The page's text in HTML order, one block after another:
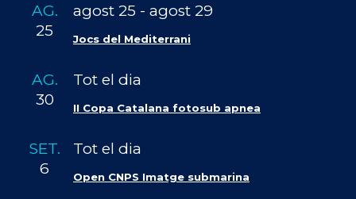
AG.
25
agost 25 - agost 29
Jocs del Mediterrani
AG.
30
Tot el dia
II Copa Catalana fotosub apnea
SET.
6
Tot el dia
Open CNPS Imatge submarina